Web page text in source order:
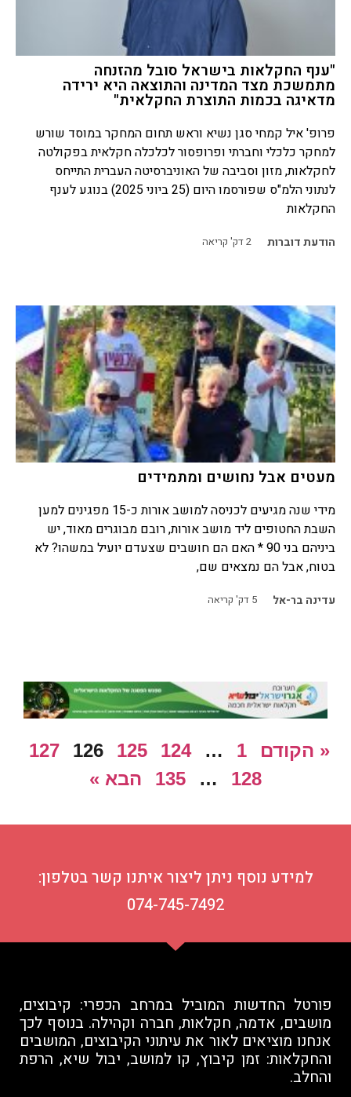
"ענף החקלאות בישראל סובל מהזנחה
מתמשכת מצד המדינה והתוצאה היא ירידה
מדאיגה בכמות התוצרת החקלאית"
פרופ' איל קמחי סגן נשיא וראש תחום המחקר במוסד שורש
למחקר כלכלי וחברתי ופרופסור לכלכלה חקלאית בפקולטה
לחקלאות, מזון וסביבה של האוניברסיטה העברית התייחס
לנתוני הלמ"ס שפורסמו היום (25 ביוני 2025) בנוגע לענף
החקלאות
הודעת דוברות 2דק' קריאה
מעטים אבל נחושים ומתמידים
מידי שנה מגיעים לכניסה למושב אורות כ-15 מפגינים למען
השבת החטופים ליד מושב אורות, רובם מבוגרים מאוד, יש
ביניהם בני 90 * האם הם חושבים שצעדם יועיל במשהו? לא
בטוח, אבל הם נמצאים שם,
עדינה בר-אל 5 דק' קריאה
« הקודם 1
…
124
125
126
127
128
…
135 הבא »
למידע נוסף ניתן ליצור איתנו קשר בטלפון:
074-745-7492
פורטל החדשות המוביל במרחב הכפרי: קיבוצים,
מושבים, אדמה, חקלאות, חברה וקהילה. בנוסף לכך
אנחנו מוציאים לאור את עיתוני הקיבוצים, המושבים
והחקלאות: זמן קיבוץ, קו למושב, יבול שיא, הרפת
והחלב.